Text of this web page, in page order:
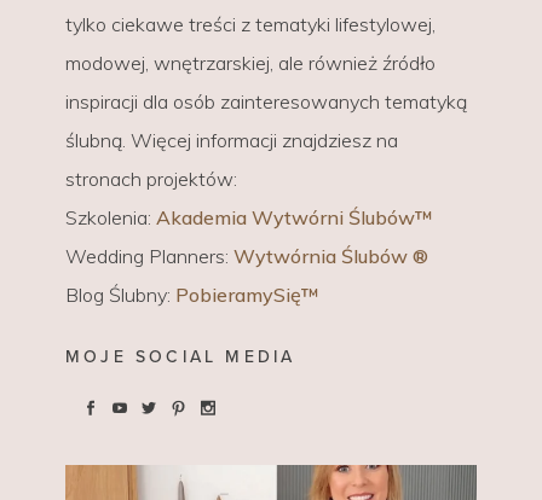
tylko ciekawe treści z tematyki lifestylowej,
modowej, wnętrzarskiej, ale również źródło
inspiracji dla osób zainteresowanych tematyką
ślubną. Więcej informacji znajdziesz na
stronach projektów:
Szkolenia: Akademia Wytwórni Ślubów™
Wedding Planners: Wytwórnia Ślubów ®
Blog Ślubny: PobieramySię™
MOJE SOCIAL MEDIA